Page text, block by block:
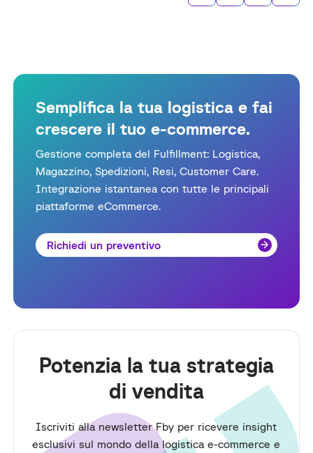
Semplifica la tua logistica e fai
crescere il tuo e-commerce.
Gestione completa del Fulfillment: Logistica,
Magazzino, Spedizioni, Resi, Customer Care.
Integrazione istantanea con tutte le principali
piattaforme eCommerce.
Richiedi un preventivo
Potenzia la tua strategia
di vendita
Iscriviti alla newsletter Fby per ricevere insight
esclusivi sul mondo della logistica e-commerce e